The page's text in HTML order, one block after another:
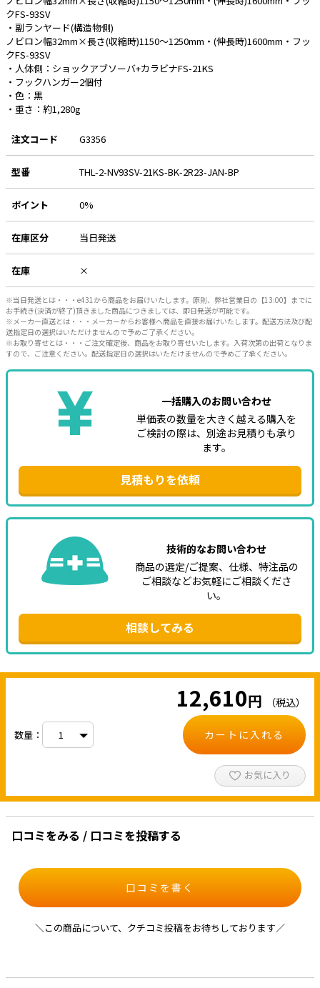
その他
e431オリジナル
暑さ対策
販売終了品
クFS-93SV
・副ランヤード(構造物側)
ノビロン幅32mm×長さ(収縮時)1150～1250mm・(伸長時)1600mm・フッ
クFS-93SV
・人体側：ショックアブソーバ+カラビナFS-21KS
・フックハンガー2個付
・色：黒
・重さ：約1,280g
注文コード G3356
型番 THL-2-NV93SV-21KS-BK-2R23-JAN-BP
ポイント 0%
在庫区分 当日発送
在庫 ×
※当日発送とは・・・e431から商品をお届けいたします。原則、弊社営業日の【13:00】までに
お手続き(決済が終了)頂きました商品につきましては、即日発送が可能です。
※メーカー直送とは・・・メーカーからお客様へ商品を直接お届けいたします。配送方法及び配
送指定日の選択はいただけませんので予めご了承ください。
※お取り寄せとは・・・ご注文確定後、商品をお取り寄せいたします。入荷次第の出荷となりま
すので、ご注意ください。配送指定日の選択はいただけませんので予めご了承ください。
一括購入のお問い合わせ
単価表の数量を大きく越える購入を
ご検討の際は、別途お見積りも承り
ます。
見積もりを依頼
技術的なお問い合わせ
商品の選定/ご提案、仕様、特注品の
ご相談などお気軽にご相談くださ
い。
相談してみる
12,610円 （税込）
数量： カートに入れる
お気に入り
口コミをみる / 口コミを投稿する
口コミを書く
＼この商品について、クチコミ投稿をお待ちしております／